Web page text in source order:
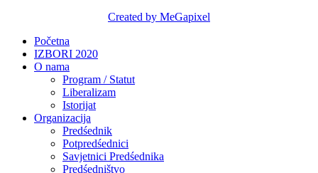
Created by MeGapixel
Početna
IZBORI 2020
O nama
Program / Statut
Liberalizam
Istorijat
Organizacija
Predśednik
Potpredśednici
Savjetnici Predśednika
Predśedništvo